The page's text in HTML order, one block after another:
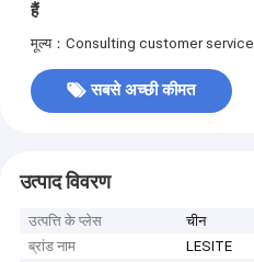
हैं
मूल्य：Consulting customer service
सबसे अच्छी कीमत
उत्पाद विवरण
उत्पत्ति के प्लेस
चीन
ब्रांड नाम
LESITE